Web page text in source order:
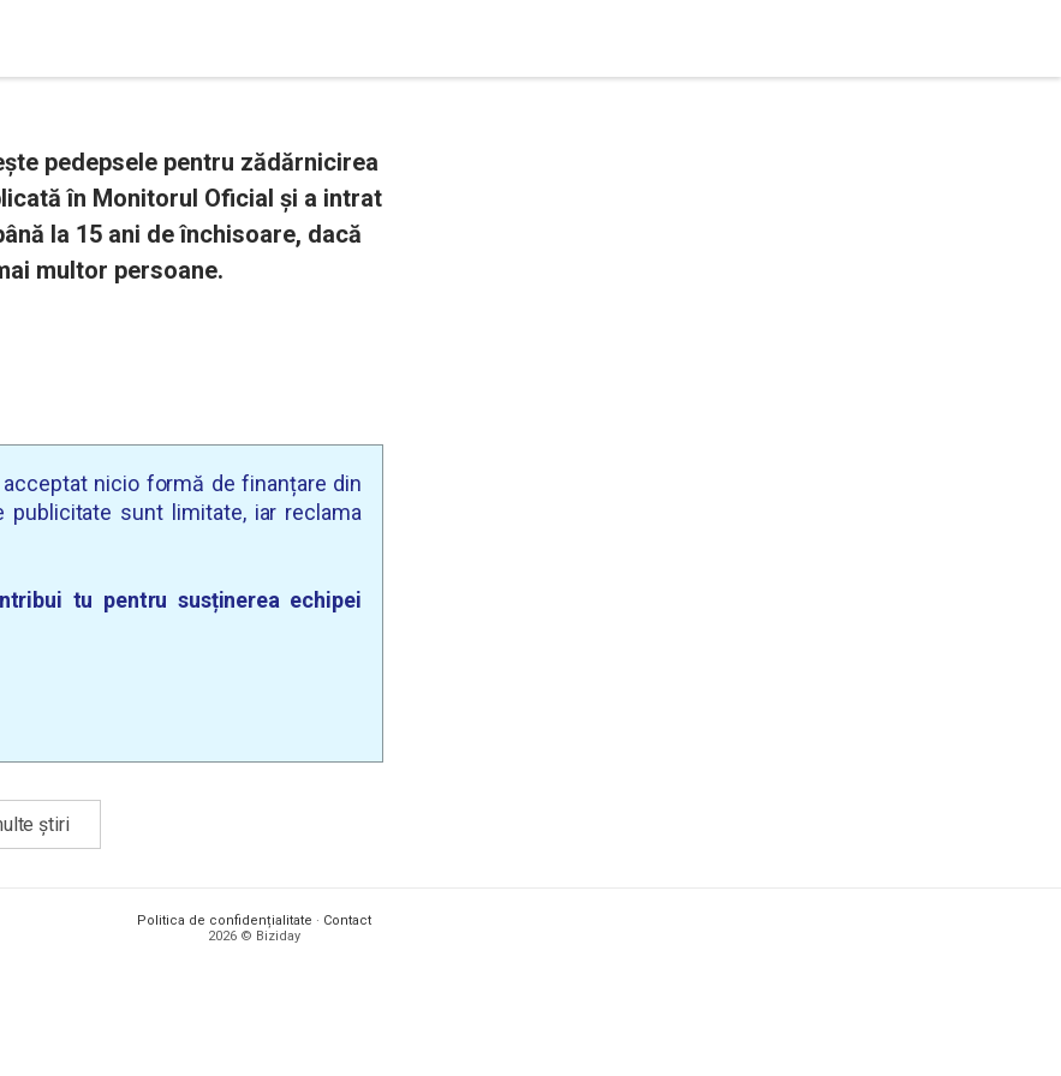
pedepsele pentru zădărnicirea
în Monitorul Oficial și a intrat
la 15 ani de închisoare, dacă
multor persoane.
nicio formă de finanțare din
publicitate sunt limitate, iar reclama
tu pentru susținerea echipei
știri
Politica de confidențialitate · Contact
2026 © Biziday